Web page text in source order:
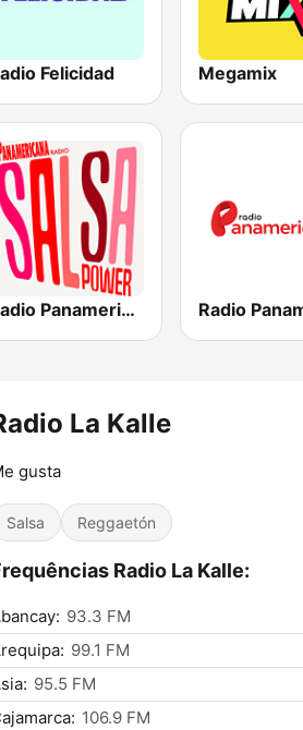
Felicidad Megamix
Radio Panamericana - Salsa Power
La Kalle
gusta
Salsa Reggaetón
Radio La Kalle:
93.3 FM
99.1 FM
95.5 FM
106.9 FM